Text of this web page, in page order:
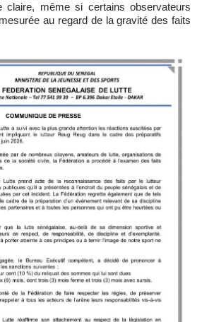
claire, même si certains observateurs
au regard de la gravité des faits